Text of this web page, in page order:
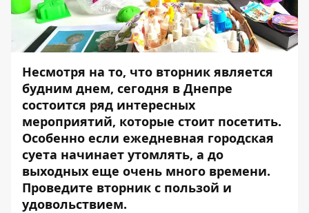
Несмотря на то, что вторник является
будним днем, сегодня в Днепре
состоится ряд интересных
мероприятий, которые стоит посетить.
Особенно если ежедневная городская
суета начинает утомлять, а до
выходных еще очень много времени.
Проведите вторник с пользой и
удовольствием.